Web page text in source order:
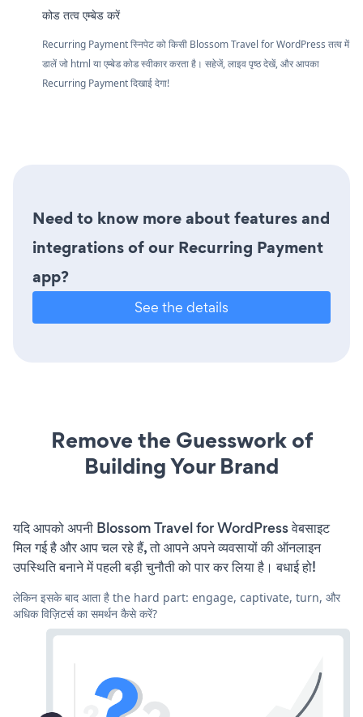
कोड तत्व एम्बेड करें
Recurring Payment स्निपेट को किसी Blossom Travel for WordPress तत्व में
डालें जो html या एम्बेड कोड स्वीकार करता है। सहेजें, लाइव पृष्ठ देखें, और आपका
Recurring Payment दिखाई देगा!
Need to know more about features and
integrations of our Recurring Payment
app?
See the details
Remove the Guesswork of
Building Your Brand
यदि आपको अपनी Blossom Travel for WordPress वेबसाइट
मिल गई है और आप चल रहे हैं, तो आपने अपने व्यवसायों की ऑनलाइन
उपस्थिति बनाने में पहली बड़ी चुनौती को पार कर लिया है। बधाई हो!
लेकिन इसके बाद आता है the hard part: engage, captivate, turn, और
अधिक विज़िटर्स का समर्थन कैसे करें?